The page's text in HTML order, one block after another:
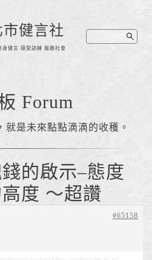
市健言社
身健言 接受訓練 服務社會
Forum
就是未來點點滴滴的收穫。
的啟示–態度
度 ～超讚
#65158